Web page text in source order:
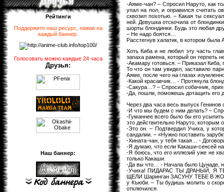
Рейтинги
Поддержите наш ресурс, нажав на
каждый баннер
Голосовать можно каждые 24 часа
Друзья:
Наш баннер:
-Аяме-чан? – Спросил Наруто, как
упал на пол, и оправился считать
сквозил похотью. – Какая ты
ней. Девушка отскочила от
шорты блондинки. Будь это любая
– Не надо боятся…
Расстегнув халатик, в котором
Хоть Киба и не любил эту часть
запаха рамена, который он терпеть
-Акамару готовься. – Приказал Киба,
То что он там увидел, заставило
Аяме, после чего на глазах
-Какой красавчик… - Протянула
-Сакура…? – Спросил собачник,
-Да, пошли, поможешь дотащить его
Через два часа весь выпуск Генинов
-И что мы будем с ним делать? –
-Гуманнее всего было бы его
это действительно Наруто, которым
-Это он. – Подтвердил Учиха, у
сандалии. – «Нужно поставить
-Хината-чан, у тебя такая… -
-Я думаю, что если Какаши-сенсей на
-Я боюсь, что его иллюзий уже не
только Какаши.
-Да вы что… - Начала было Цунаде,
-Учиха! ПИДАРАС ТЫ ДРАНЫЙ, Я
ЩЕЛИ Шаринган ЗАСУНУ ТЕБЕ В
у Къюби. – Ты будишь молить о
отключился.